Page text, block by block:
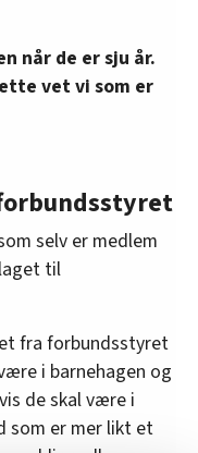
når de er sju år.
vet vi som er
selv er medlem
til
fra forbundsstyret
i barnehagen og
de skal være i
som er mer likt et